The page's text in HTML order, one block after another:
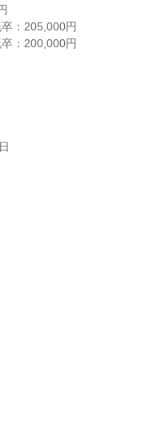
：205,000円
：200,000円